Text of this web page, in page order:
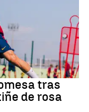
tras
de rosa